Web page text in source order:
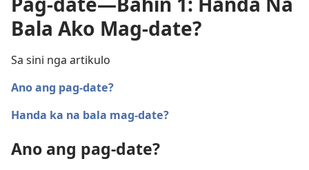
Bala Ako Mag-date?
Sa sini nga artikulo
Ano ang pag-date?
Handa ka na bala mag-date?
Ano ang pag-date?